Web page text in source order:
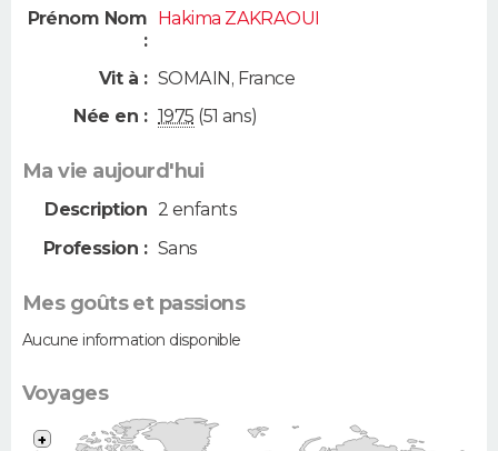
Prénom Nom
:
Hakima ZAKRAOUI
Vit à : SOMAIN, France
Née en : 1975 (51 ans)
Ma vie aujourd'hui
Description 2 enfants
Profession : Sans
Mes goûts et passions
Aucune information disponible
Voyages
+